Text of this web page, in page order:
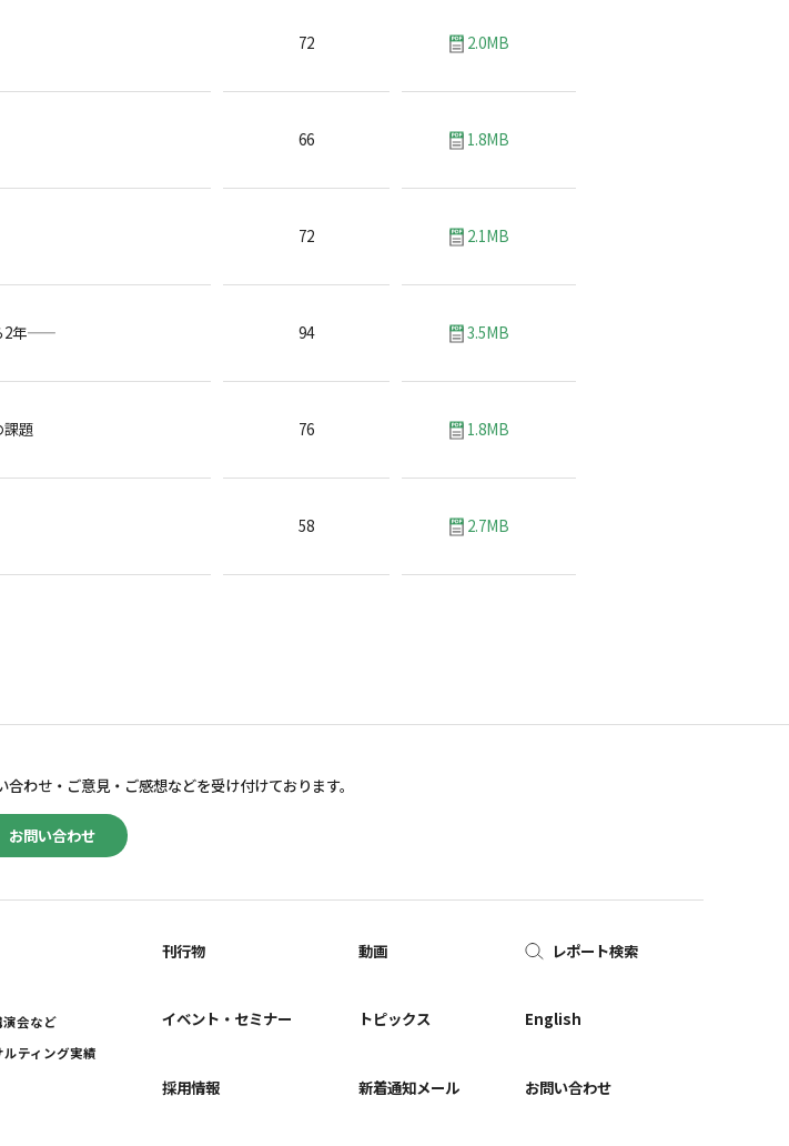
72 2.0MB
66 1.8MB
72 2.1MB
―― 94 3.5MB
課題 76 1.8MB
58 2.7MB
お問い合わせ
合わせ・ ご意見・ご感想などを受け付けております。
演会など
ティング実績
刊行物
イベント・セミナー
採用情報
動画
トピックス
新着通知メール
レポート検索
English
お問い合わせ